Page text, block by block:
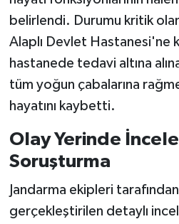
belirlendi. Durumu kritik
Alaplı Devlet Hastanesi'ne
hastanede tedavi altına
tüm yoğun çabalarına
hayatını kaybetti.
Olay Yerinde
Soruşturma
Jandarma ekipleri
gerçekleştirilen detaylı